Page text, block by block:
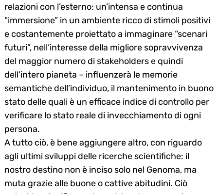
relazioni con l’esterno: un’intensa e continua
“immersione” in un ambiente ricco di stimoli positivi
e costantemente proiettato a immaginare “scenari
futuri”, nell’interesse della migliore sopravvivenza
del maggior numero di stakeholders e quindi
dell’intero pianeta – influenzerà le memorie
semantiche dell’individuo, il mantenimento in buono
stato delle quali è un efficace indice di controllo per
verificare lo stato reale di invecchiamento di ogni
persona.
A tutto ciò, è bene aggiungere altro, con riguardo
agli ultimi sviluppi delle ricerche scientifiche: il
nostro destino non è inciso solo nel Genoma, ma
muta grazie alle buone o cattive abitudini. Ciò